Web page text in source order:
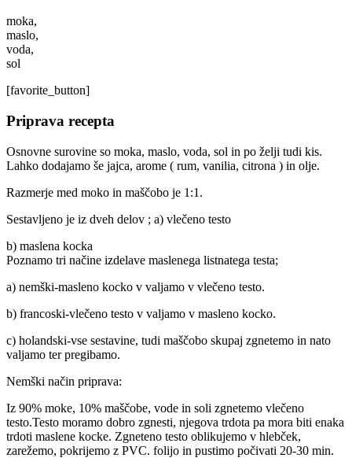
moka,
maslo,
voda,
sol
[favorite_button]
Priprava recepta
Osnovne surovine so moka, maslo, voda, sol in po želji tudi kis.
Lahko dodajamo še jajca, arome ( rum, vanilia, citrona ) in olje.
Razmerje med moko in maščobo je 1:1.
Sestavljeno je iz dveh delov ; a) vlečeno testo
b) maslena kocka
Poznamo tri načine izdelave maslenega listnatega testa;
a) nemški-masleno kocko v valjamo v vlečeno testo.
b) francoski-vlečeno testo v valjamo v masleno kocko.
c) holandski-vse sestavine, tudi maščobo skupaj zgnetemo in nato
valjamo ter pregibamo.
Nemški način priprava:
Iz 90% moke, 10% maščobe, vode in soli zgnetemo vlečeno
testo.Testo moramo dobro zgnesti, njegova trdota pa mora biti enaka
trdoti maslene kocke. Zgneteno testo oblikujemo v hlebček,
zarežemo, pokrijemo z PVC. folijo in pustimo počivati 20-30 min.